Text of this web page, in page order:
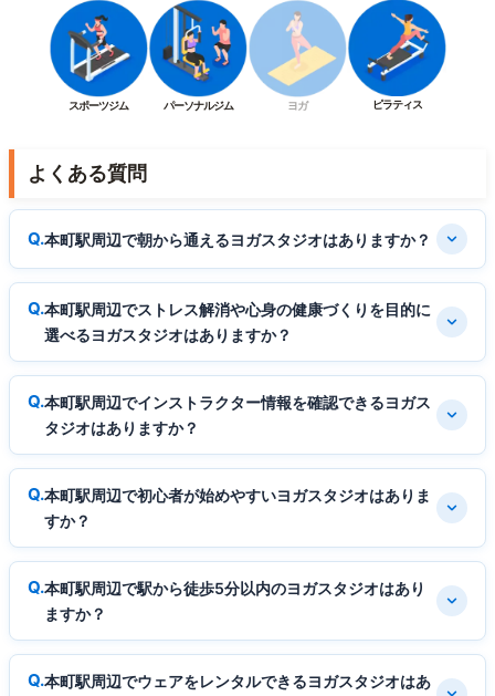
スポーツジム パーソナルジム ヨガ ピラティス
よくある質問
本町駅周辺で朝から通えるヨガスタジオはありますか？
本町駅周辺でストレス解消や心身の健康づくりを目的に
選べるヨガスタジオはありますか？
本町駅周辺でインストラクター情報を確認できるヨガス
タジオはありますか？
本町駅周辺で初心者が始めやすいヨガスタジオはありま
すか？
本町駅周辺で駅から徒歩5分以内のヨガスタジオはあり
ますか？
本町駅周辺でウェアをレンタルできるヨガスタジオはあ